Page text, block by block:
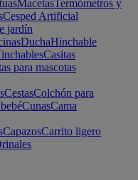
MacetasTermómetros y
Cesped Artificial
jardín
DuchaHinchable
Casitas
para mascotas
CestasColchón para
CunasCama
CapazosCarrito ligero